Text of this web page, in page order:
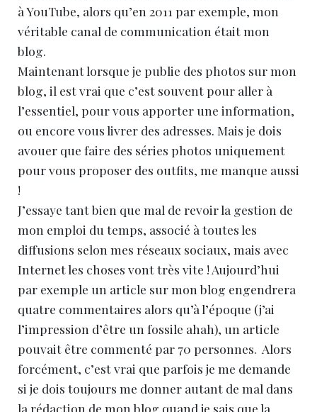
à YouTube, alors qu’en 2011 par exemple, mon
véritable canal de communication était mon
blog.
Maintenant lorsque je publie des photos sur mon
blog, il est vrai que c’est souvent pour aller à
l’essentiel, pour vous apporter une information,
ou encore vous livrer des adresses. Mais je dois
avouer que faire des séries photos uniquement
pour vous proposer des outfits, me manque aussi
!
J’essaye tant bien que mal de revoir la gestion de
mon emploi du temps, associé à toutes les
diffusions selon mes réseaux sociaux, mais avec
Internet les choses vont très vite ! Aujourd’hui
par exemple un article sur mon blog engendrera
quatre commentaires alors qu’à l’époque (j’ai
l’impression d’être un fossile ahah), un article
pouvait être commenté par 70 personnes. Alors
forcément, c’est vrai que parfois je me demande
si je dois toujours me donner autant de mal dans
la rédaction de mon blog quand je sais que la